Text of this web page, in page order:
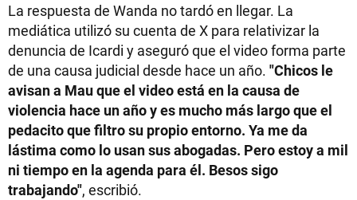
La respuesta de Wanda no tardó en llegar. La
mediática utilizó su cuenta de X para relativizar la
denuncia de Icardi y aseguró que el video forma parte
de una causa judicial desde hace un año. "Chicos le
avisan a Mau que el video está en la causa de
violencia hace un año y es mucho más largo que el
pedacito que filtro su propio entorno. Ya me da
lástima como lo usan sus abogadas. Pero estoy a mil
ni tiempo en la agenda para él. Besos sigo
trabajando", escribió.